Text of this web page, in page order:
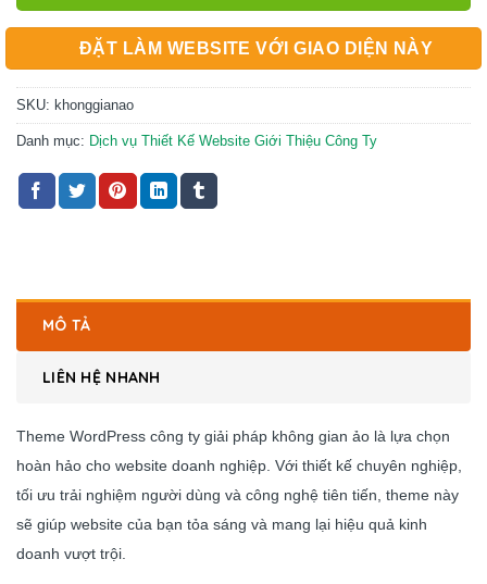
ĐẶT LÀM WEBSITE VỚI GIAO DIỆN NÀY
SKU: khonggianao
Danh mục: Dịch vụ Thiết Kế Website Giới Thiệu Công Ty
MÔ TẢ
LIÊN HỆ NHANH
Theme WordPress công ty giải pháp không gian ảo là lựa chọn
hoàn hảo cho website doanh nghiệp. Với thiết kế chuyên nghiệp,
tối ưu trải nghiệm người dùng và công nghệ tiên tiến, theme này
sẽ giúp website của bạn tỏa sáng và mang lại hiệu quả kinh
doanh vượt trội.